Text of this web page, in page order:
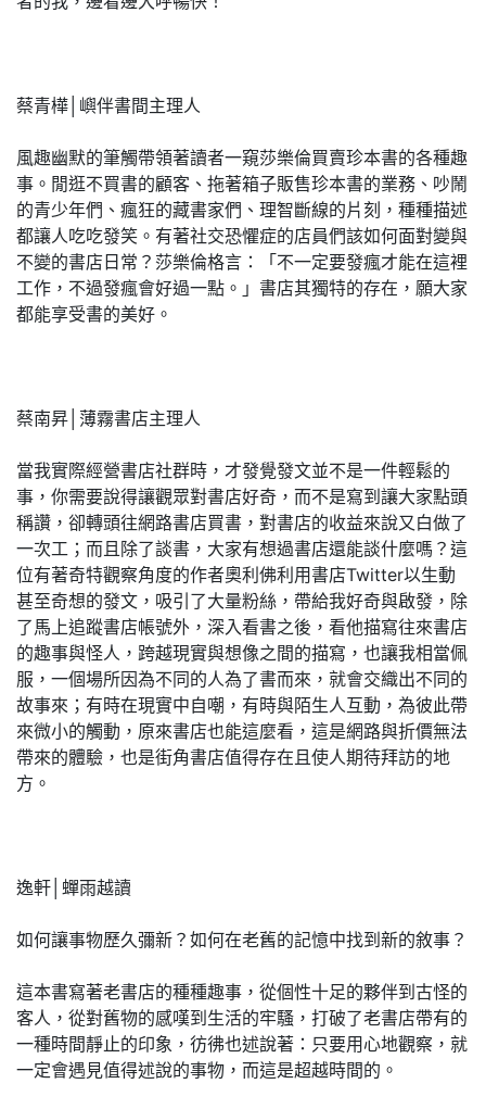
蔡青樺│嶼伴書間主理人
風趣幽默的筆觸帶領著讀者一窺莎樂倫買賣珍本書的各種趣
事。閒逛不買書的顧客、拖著箱子販售珍本書的業務、吵鬧
的青少年們、瘋狂的藏書家們、理智斷線的片刻，種種描述
都讓人吃吃發笑。有著社交恐懼症的店員們該如何面對變與
不變的書店日常？莎樂倫格言：「不一定要發瘋才能在這裡
工作，不過發瘋會好過一點。」書店其獨特的存在，願大家
都能享受書的美好。
蔡南昇│薄霧書店主理人
當我實際經營書店社群時，才發覺發文並不是一件輕鬆的
事，你需要說得讓觀眾對書店好奇，而不是寫到讓大家點頭
稱讚，卻轉頭往網路書店買書，對書店的收益來說又白做了
一次工；而且除了談書，大家有想過書店還能談什麼嗎？這
位有著奇特觀察角度的作者奧利佛利用書店Twitter以生動
甚至奇想的發文，吸引了大量粉絲，帶給我好奇與啟發，除
了馬上追蹤書店帳號外，深入看書之後，看他描寫往來書店
的趣事與怪人，跨越現實與想像之間的描寫，也讓我相當佩
服，一個場所因為不同的人為了書而來，就會交織出不同的
故事來；有時在現實中自嘲，有時與陌生人互動，為彼此帶
來微小的觸動，原來書店也能這麼看，這是網路與折價無法
帶來的體驗，也是街角書店值得存在且使人期待拜訪的地
方。
逸軒│蟬雨越讀
如何讓事物歷久彌新？如何在老舊的記憶中找到新的敘事？
這本書寫著老書店的種種趣事，從個性十足的夥伴到古怪的
客人，從對舊物的感嘆到生活的牢騷，打破了老書店帶有的
一種時間靜止的印象，彷彿也述說著：只要用心地觀察，就
一定會遇見值得述說的事物，而這是超越時間的。